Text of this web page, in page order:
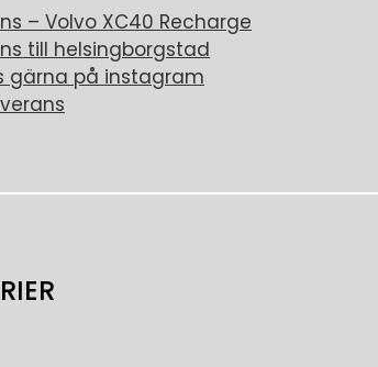
– Volvo XC40 Recharge
till helsingborgstad
gärna på instagram